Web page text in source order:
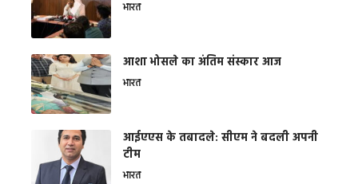
भारत
आशा भोसले का अंतिम संस्कार आज
भारत
आईएएस के तबादले: सीएम ने बदली अपनी
टीम
भारत